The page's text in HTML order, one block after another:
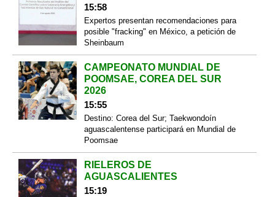
15:58
Expertos presentan recomendaciones para
posible "fracking" en México, a petición de
Sheinbaum
CAMPEONATO MUNDIAL DE
POOMSAE, COREA DEL SUR
2026
15:55
Destino: Corea del Sur; Taekwondoín
aguascalentense participará en Mundial de
Poomsae
RIELEROS DE
AGUASCALIENTES
15:19